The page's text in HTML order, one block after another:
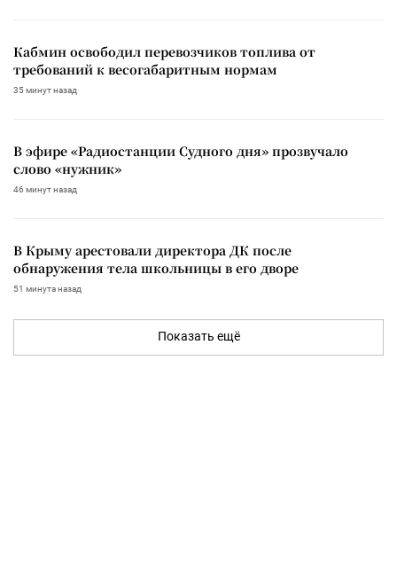
Кабмин освободил перевозчиков топлива от
требований к весогабаритным нормам
35 минут назад
В эфире «Радиостанции Судного дня» прозвучало
слово «нужник»
46 минут назад
В Крыму арестовали директора ДК после
обнаружения тела школьницы в его дворе
51 минута назад
Показать ещё